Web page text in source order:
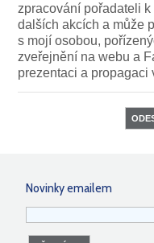
zpracování pořadateli
dalších akcích a může
s mojí osobou,
zveřejnění na webu a
prezentaci a propagaci
Novinky emailem